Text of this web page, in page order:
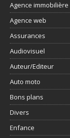
Agence immobilière
Agence web
Assurances
Audiovisuel
Auteur/Editeur
Auto moto
Bons plans
Divers
Enfance